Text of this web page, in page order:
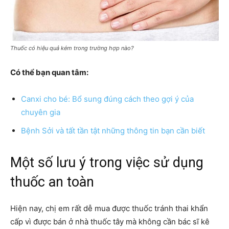
Thuốc có hiệu quả kém trong trường hợp nào?
Có thể bạn quan tâm:
Canxi cho bé: Bổ sung đúng cách theo gợi ý của
chuyên gia
Bệnh Sởi và tất tần tật những thông tin bạn cần biết
Một số lưu ý trong việc sử dụng
thuốc an toàn
Hiện nay, chị em rất dễ mua được thuốc tránh thai khẩn
cấp vì được bán ở nhà thuốc tây mà không cần bác sĩ kê